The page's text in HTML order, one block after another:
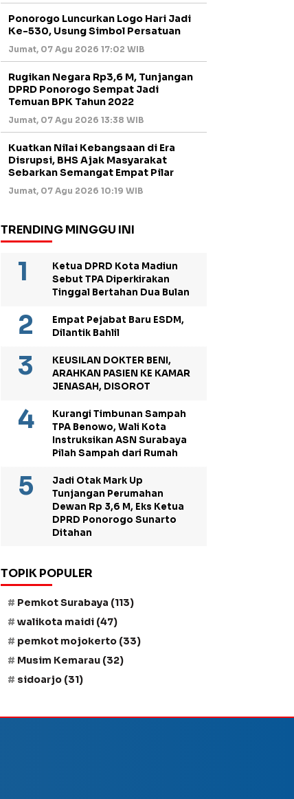
Ponorogo Luncurkan Logo Hari Jadi
Ke-530, Usung Simbol Persatuan
Jumat, 07 Agu 2026 17:02 WIB
Rugikan Negara Rp3,6 M, Tunjangan
DPRD Ponorogo Sempat Jadi
Temuan BPK Tahun 2022
Jumat, 07 Agu 2026 13:38 WIB
Kuatkan Nilai Kebangsaan di Era
Disrupsi, BHS Ajak Masyarakat
Sebarkan Semangat Empat Pilar
Jumat, 07 Agu 2026 10:19 WIB
TRENDING MINGGU INI
Ketua DPRD Kota Madiun
Sebut TPA Diperkirakan
Tinggal Bertahan Dua Bulan
Empat Pejabat Baru ESDM,
Dilantik Bahlil
KEUSILAN DOKTER BENI,
ARAHKAN PASIEN KE KAMAR
JENASAH, DISOROT
Kurangi Timbunan Sampah
TPA Benowo, Wali Kota
Instruksikan ASN Surabaya
Pilah Sampah dari Rumah
Jadi Otak Mark Up
Tunjangan Perumahan
Dewan Rp 3,6 M, Eks Ketua
DPRD Ponorogo Sunarto
Ditahan
TOPIK POPULER
Pemkot Surabaya (113)
walikota maidi (47)
pemkot mojokerto (33)
Musim Kemarau (32)
sidoarjo (31)